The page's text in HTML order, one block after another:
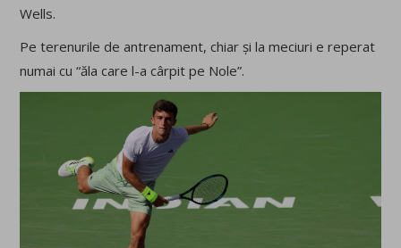
Wells.
Pe terenurile de antrenament, chiar și la meciuri e reperat
numai cu “ăla care l-a cârpit pe Nole”.